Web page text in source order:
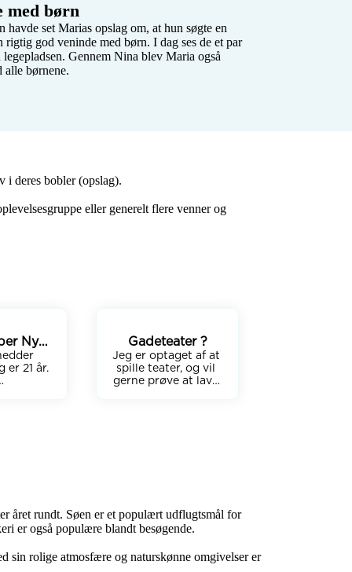
med børn
set Marias opslag om, at hun søgte en
god veninde med børn. I dag ses de et par
Gennem Nina blev Maria også
alle børnene.
i deres bobler (opslag).
eller generelt flere venner og
Ny
er 21 år.
eller
bander
I er
Gadeteater ?
Jeg er optaget af at
spille teater, og vil
gerne prøve at lave
design til daglig, og
bruger også min
sammenhæng. Jeg er
året rundt. Søen er et populært udflugtsmål for
er også populære blandt besøgende.
sin rolige atmosfære og naturskønne omgivelser er